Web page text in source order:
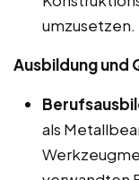
umzusetzen.
Ausbildung und
als